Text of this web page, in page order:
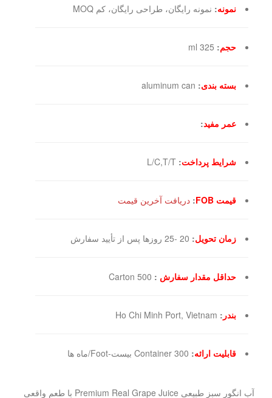
نمونه: نمونه رایگان، طراحی رایگان، کم MOQ
حجم:
325 ml
بسته بندی:
aluminum can
عمر مفید:
شرایط پرداخت:
L/C,T/T
قیمت FOB : دریافت آخرین قیمت
زمان تحویل: 20 -25 روزها پس از تأیید سفارش
حداقل مقدار سفارش :
500 Carton
بندر :
Ho Chi Minh Port, Vietnam
قابلیت ارائه: 300 Container بیست-Foot/ماه ها
آب انگور سبز طبیعی Premium Real Grape Juice با طعم واقعی